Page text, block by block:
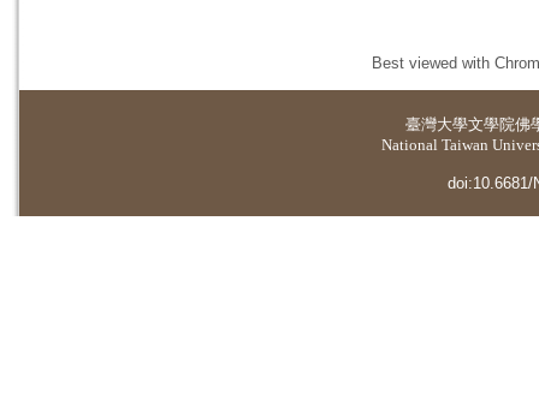
Best viewed with
臺灣大學文學院佛
National Taiwan
doi:10.6681/